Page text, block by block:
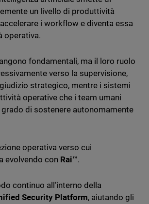
un livello di produttività
i workflow e diventa essa
operativa.
fondamentali, ma il loro ruolo
verso la supervisione,
giudizio strategico, mentre i sistemi
operative che i team umani
grado di sostenere autonomamente
operativa verso cui
evolvendo con Rai™.
continuo all’interno della
Security Platform, aiutando gli